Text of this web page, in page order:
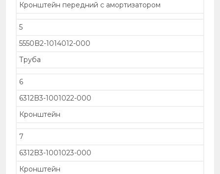
Кронштейн передний с амортизатором
5
5550B2-1014012-000
Труба
6
6312B3-1001022-000
Кронштейн
7
6312B3-1001023-000
Кронштейн